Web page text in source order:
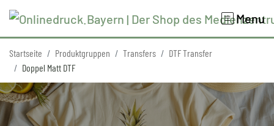
Menu
Startseite Produktgruppen Transfers
DTF Transfer
Doppel Matt DTF